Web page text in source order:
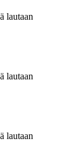
lautaan
lautaan
lautaan